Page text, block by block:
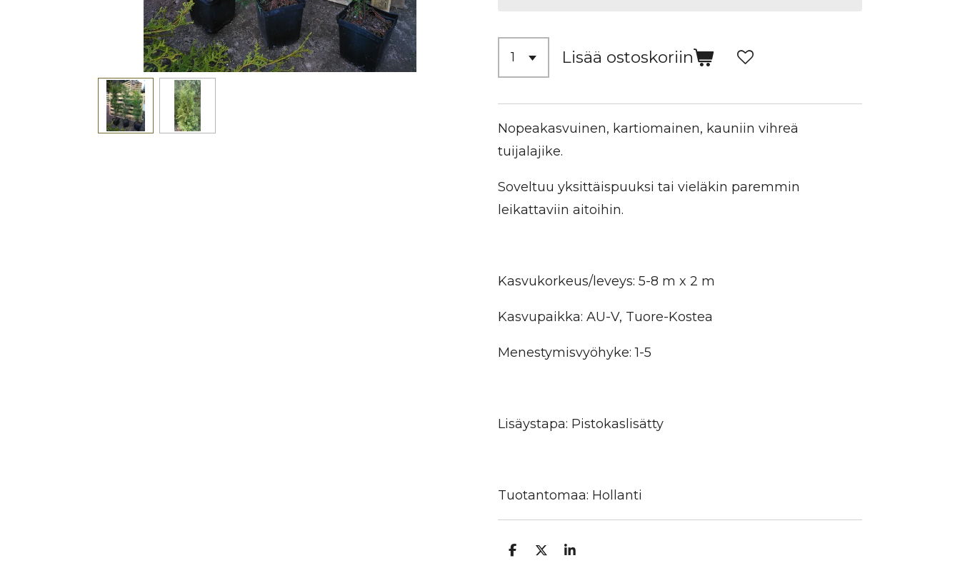
Lisää ostoskoriin
Nopeakasvuinen, kartiomainen, kauniin vihreä
tuijalajike.
Soveltuu yksittäispuuksi tai vieläkin paremmin
leikattaviin aitoihin.
Kasvukorkeus/leveys: 5-8 m x 2 m
Kasvupaikka: AU-V, Tuore-Kostea
Menestymisvyöhyke: 1-5
Lisäystapa: Pistokaslisätty
Tuotantomaa: Hollanti
J
J
J